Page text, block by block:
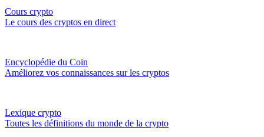
Cours crypto
Le cours des cryptos en direct
Encyclopédie du Coin
Améliorez vos connaissances sur les cryptos
Lexique crypto
Toutes les définitions du monde de la crypto